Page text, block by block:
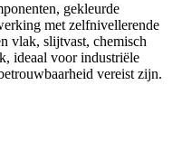
gekleurde
met zelfnivellerende
vlak, slijtvast, chemisch
ideaal voor industriële
vereist zijn.